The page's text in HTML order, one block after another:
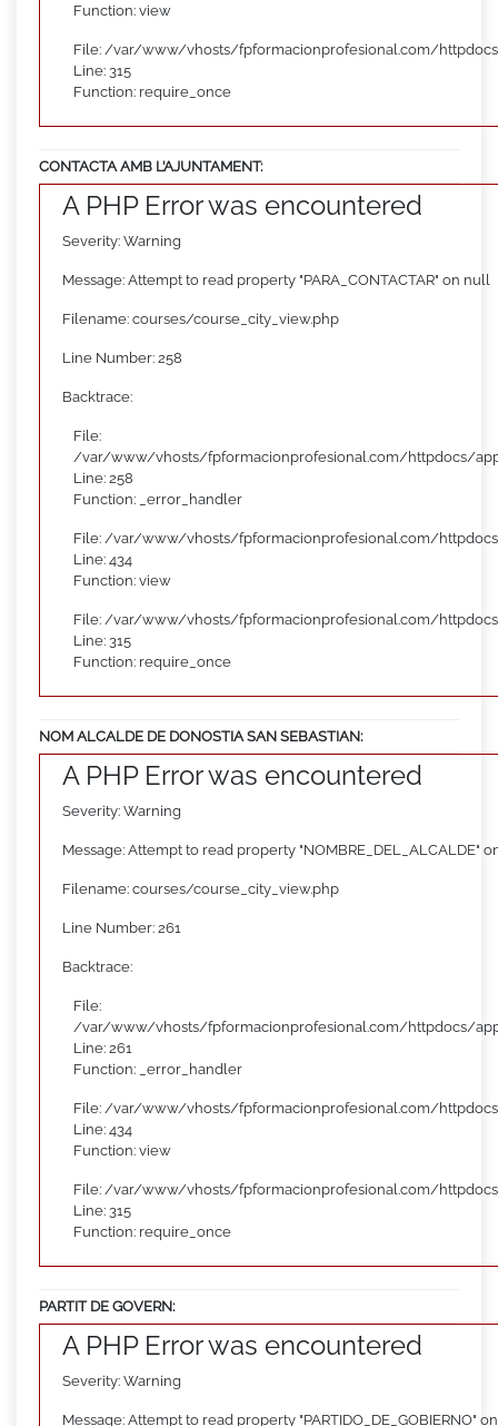
Function: view
File: /var/www/vhosts/fpformacionprofesional.com/
Line: 315
Function: require_once
CONTACTA AMB L’AJUNTAMENT:
A PHP Error was encountered
Severity: Warning
Message: Attempt to read property "PARA_CONTACTAR" on null
Filename: courses/course_city_view.php
Line Number: 258
Backtrace:
File:
/var/www/vhosts/fpformacionprofesional.com/httpdocs/
Line: 258
Function: _error_handler
File: /var/www/vhosts/fpformacionprofesional.com/
Line: 434
Function: view
File: /var/www/vhosts/fpformacionprofesional.com/
Line: 315
Function: require_once
NOM ALCALDE DE DONOSTIA SAN SEBASTIAN:
A PHP Error was encountered
Severity: Warning
Message: Attempt to read property "NOMBRE_DEL_ALCALDE"
Filename: courses/course_city_view.php
Line Number: 261
Backtrace:
File:
/var/www/vhosts/fpformacionprofesional.com/httpdocs/
Line: 261
Function: _error_handler
File: /var/www/vhosts/fpformacionprofesional.com/
Line: 434
Function: view
File: /var/www/vhosts/fpformacionprofesional.com/
Line: 315
Function: require_once
PARTIT DE GOVERN:
A PHP Error was encountered
Severity: Warning
Message: Attempt to read property "PARTIDO_DE_GOBIERNO"